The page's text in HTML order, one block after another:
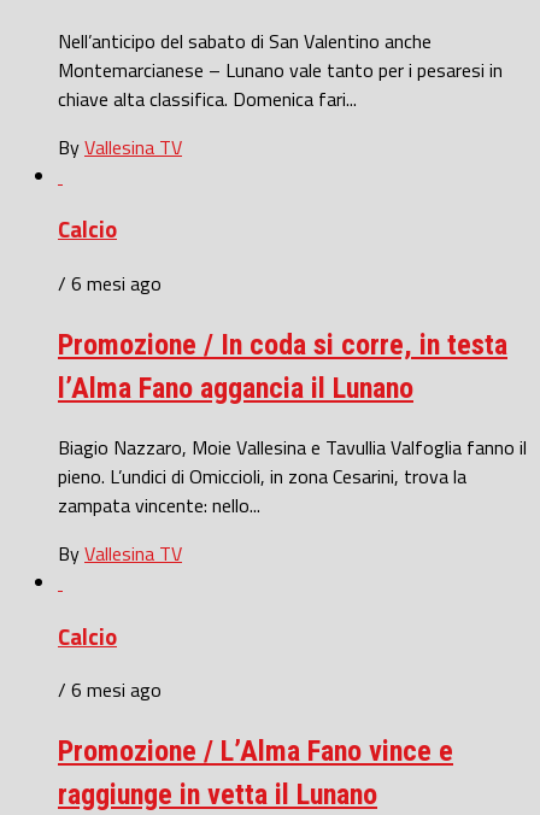
Nell’anticipo del sabato di San Valentino anche
Montemarcianese – Lunano vale tanto per i pesaresi in
chiave alta classifica. Domenica fari...
ByVallesina TV
Calcio
/ 6 mesi ago
Promozione / In coda si corre, in testa
l’Alma Fano aggancia il Lunano
Biagio Nazzaro, Moie Vallesina e Tavullia Valfoglia fanno il
pieno. L’undici di Omiccioli, in zona Cesarini, trova la
zampata vincente: nello...
ByVallesina TV
Calcio
/ 6 mesi ago
Promozione / L’Alma Fano vince e
raggiunge in vetta il Lunano